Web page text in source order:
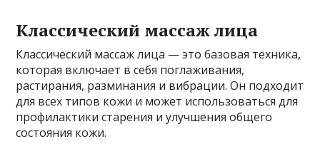
Классический массаж лица
Классический массаж лица — это базовая техника,
которая включает в себя поглаживания,
растирания, разминания и вибрации. Он подходит
для всех типов кожи и может использоваться для
профилактики старения и улучшения общего
состояния кожи.